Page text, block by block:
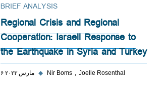
BRIEF ANALYSIS
Regional Crisis and Regional
Cooperation: Israeli Response to
the Earthquake in Syria and Turkey
۶ مارس ۲۰۲۳ ◆ Nir Boms Joelle Rosenthal